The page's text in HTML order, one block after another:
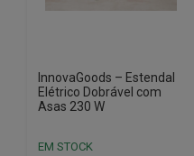
InnovaGoods – Estendal
Elétrico Dobrável com
Asas 230 W
EM STOCK